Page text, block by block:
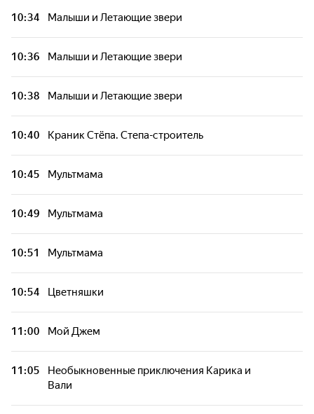
10:34 Малыши и Летающие звери
10:36 Малыши и Летающие звери
10:38 Малыши и Летающие звери
10:40 Краник Стёпа. Степа-строитель
10:45 Мультмама
10:49 Мультмама
10:51 Мультмама
10:54 Цветняшки
11:00 Мой Джем
11:05
Необыкновенные приключения Карика и
Вали